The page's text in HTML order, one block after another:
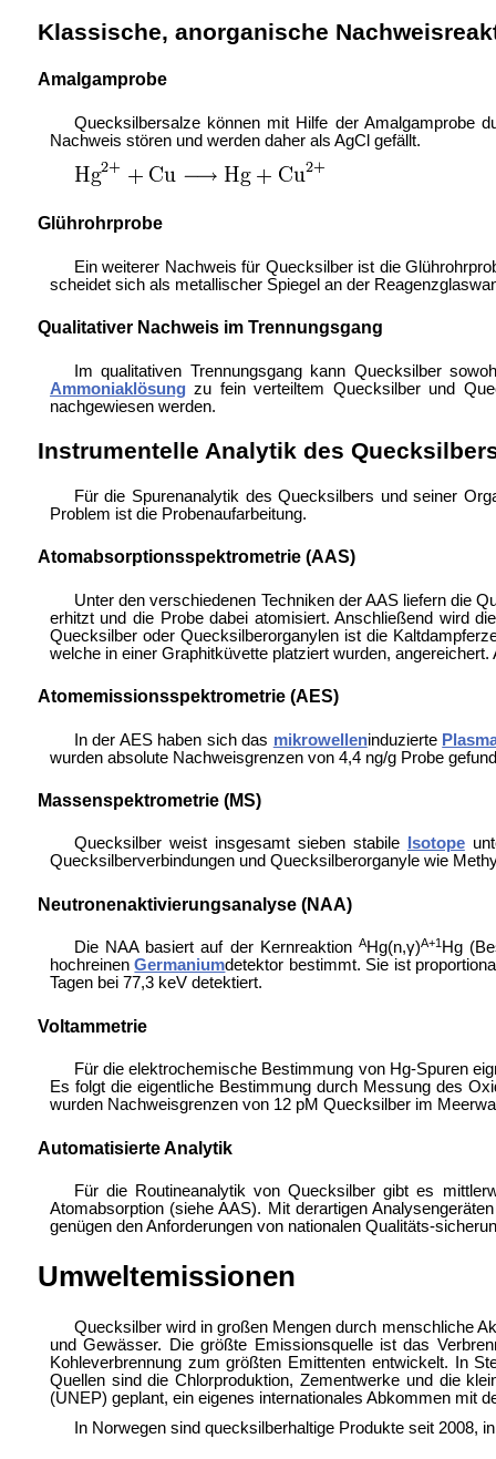
Klassische, anorganische
Amalgamprobe
Quecksilbersalze können mit Hilfe der Amalgamprobe
Nachweis stören und werden daher als AgCl gefällt.
Glührohrprobe
Ein weiterer Nachweis für Quecksilber ist die
scheidet sich als metallischer Spiegel an der
Qualitativer Nachweis im Trennungsgang
Im qualitativen Trennungsgang kann Quecksilber
Ammoniaklösungzu fein verteiltem Quecksilber und
nachgewiesen werden.
Instrumentelle Analytik des
Für die Spurenanalytik des Quecksilbers und seiner
Problem ist die Probenaufarbeitung.
Atomabsorptionsspektrometrie (AAS)
Unter den verschiedenen Techniken der AAS liefern die
erhitzt und die Probe dabei atomisiert. Anschließend wird
Quecksilber oder Quecksilberorganylen ist die
welche in einer Graphitküvette platziert wurden,
Atomemissionsspektrometrie (AES)
In der AES haben sich das mikrowelleninduzierte
wurden absolute Nachweisgrenzen von 4,4 ng/g Probe
Massenspektrometrie (MS)
Quecksilber weist insgesamt sieben stabile Isotope
Quecksilberverbindungen und Quecksilberorganyle wie
Neutronenaktivierungsanalyse (NAA)
Die NAA basiert auf der Kernreaktion AHg(n,γ)A+1Hg
hochreinenGermaniumdetektor bestimmt. Sie ist
Tagen bei 77,3 keV detektiert.
Voltammetrie
Für die elektrochemische Bestimmung von Hg-Spuren
Es folgt die eigentliche Bestimmung durch Messung des
wurden Nachweisgrenzen von 12 pM Quecksilber im
Automatisierte Analytik
Für die Routineanalytik von Quecksilber gibt es
Atomabsorption (siehe AAS). Mit derartigen
genügen den Anforderungen von nationalen Qualitäts-
Umweltemissionen
Quecksilber wird in großen Mengen durch menschliche
und Gewässer. Die größte Emissionsquelle ist das
Kohleverbrennung zum größten Emittenten entwickelt. In
Quellen sind die Chlorproduktion, Zementwerke und die
(UNEP) geplant, ein eigenes internationales Abkommen mit
In Norwegen sind quecksilberhaltige Produkte seit 2008,